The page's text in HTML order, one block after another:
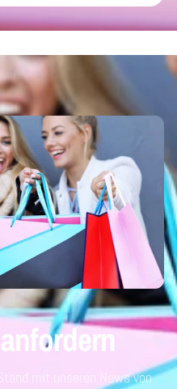
mit unseren News von